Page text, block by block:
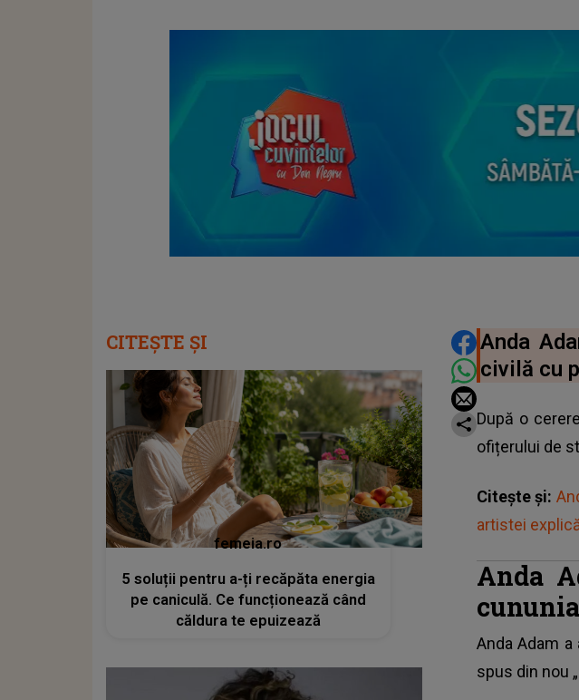
DISTRIBUIE
Anda
civilă cu
După o
ofițerului de
Citește și:
artistei
Anda
Anda Adam
spus din nou
CITEȘTE ȘI
femeia.ro
5 soluții pentru a-ți recăpăta energia
pe caniculă. Ce funcționează când
căldura te epuizează